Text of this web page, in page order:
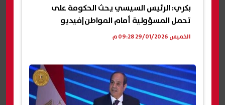
بكري: الرئيس السيسي يحث الحكومة على
تحمل المسؤولية أمام المواطن|فيديو
الخميس 29/01/2026 09:28 م